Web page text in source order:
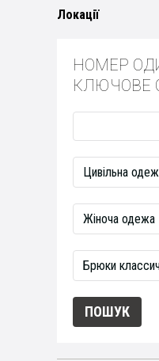
Локації
НОМЕР
КЛЮЧОВЕ